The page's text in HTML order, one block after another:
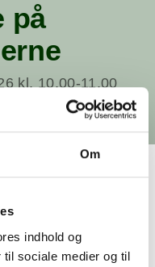
Om
indhold og
sociale medier og til
på
kl. 10.00-11.00
og flere
ny vejledning og
de danske